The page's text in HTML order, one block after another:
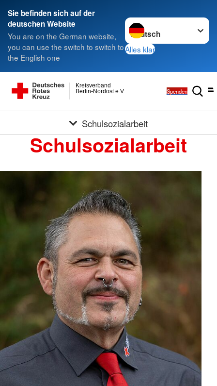
Sie befinden sich auf der
deutschen Website
You are on the German website,
you can use the switch to switch to
the English one
Sprache wechseln zu
Alles klar
Berlin-Nordost e.V.
Kreisverband
Spenden
Schulsozialarbeit
Schulsozialarbeit